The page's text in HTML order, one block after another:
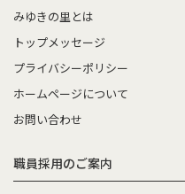
みゆきの里とは
トップメッセージ
プライバシーポリシー
ホームページについて
お問い合わせ
職員採用のご案内